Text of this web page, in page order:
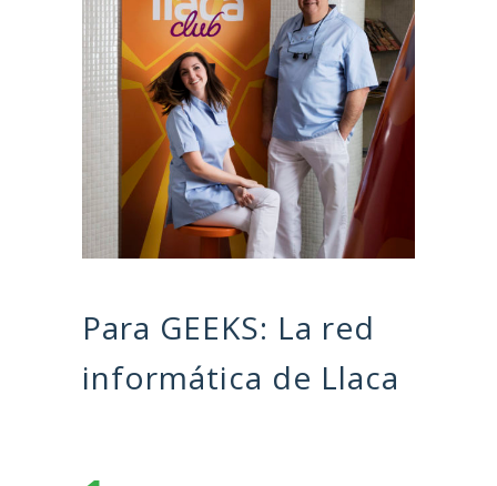
Para GEEKS: La red
informática de Llaca